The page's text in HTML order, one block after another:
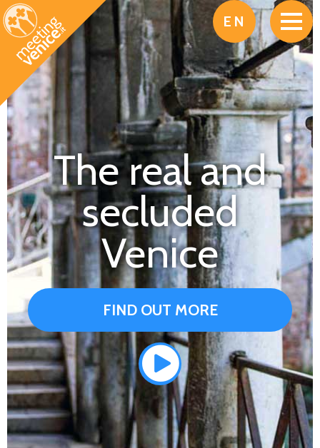
Skip to main content
EN
The real and
secluded
Venice
FIND OUT MORE